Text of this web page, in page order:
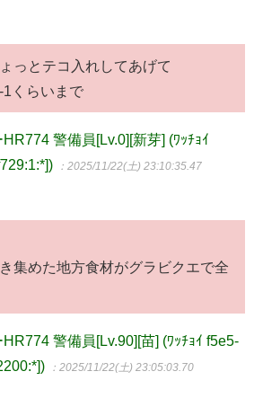
っとテコ入れしてあげて
くらいまで
警備員[Lv.0][新芽] (ﾜｯﾁｮｲ
：2025/11/22(土) 23:10:35.47
集めた地方食材がグラビクエで全
警備員[Lv.90][苗] (ﾜｯﾁｮｲ f5e5-
：2025/11/22(土) 23:05:03.70